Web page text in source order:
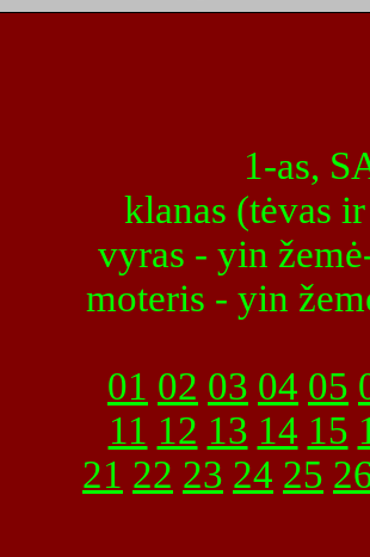
1-as,
klanas (tėvas
vyras - yin
moteris - yin
01 02 03 04 05
11 12 13 14 15
21 22 23 24 25